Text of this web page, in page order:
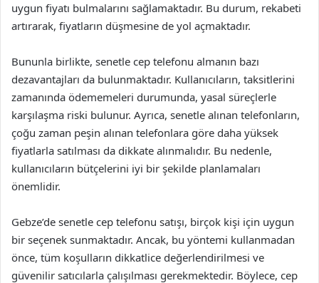
uygun fiyatı bulmalarını sağlamaktadır. Bu durum, rekabeti
artırarak, fiyatların düşmesine de yol açmaktadır.
Bununla birlikte, senetle cep telefonu almanın bazı
dezavantajları da bulunmaktadır. Kullanıcıların, taksitlerini
zamanında ödememeleri durumunda, yasal süreçlerle
karşılaşma riski bulunur. Ayrıca, senetle alınan telefonların,
çoğu zaman peşin alınan telefonlara göre daha yüksek
fiyatlarla satılması da dikkate alınmalıdır. Bu nedenle,
kullanıcıların bütçelerini iyi bir şekilde planlamaları
önemlidir.
Gebze’de senetle cep telefonu satışı, birçok kişi için uygun
bir seçenek sunmaktadır. Ancak, bu yöntemi kullanmadan
önce, tüm koşulların dikkatlice değerlendirilmesi ve
güvenilir satıcılarla çalışılması gerekmektedir. Böylece, cep